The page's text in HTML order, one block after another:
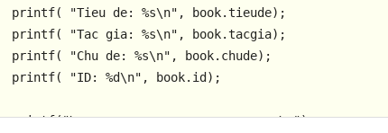
printf( "Tieu de: %s\n" , book.tieude);
printf( "Tac gia: %s\n" , book.tacgia);
printf( "Chu de: %s\n" , book.chude);
printf( "ID: %d\n" , book.id);
printf("\n===========================\n");